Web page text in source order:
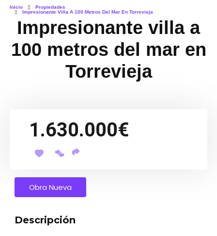
Inicio
Propiedades
Impresionante Villa A 100 Metros Del Mar En Torrevieja
Impresionante villa a
100 metros del mar en
Torrevieja
1.630.000€
Obra Nueva
Descripción